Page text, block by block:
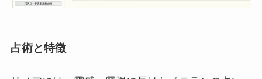
占術と特徴